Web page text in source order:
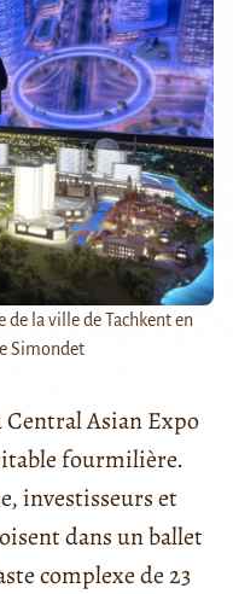
de la ville de Tachkent en
Simondet
Central Asian Expo
fourmilière.
investisseurs et
dans un ballet
complexe de 23